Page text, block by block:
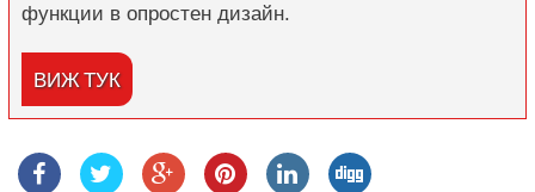
функции в опростен дизайн.
ВИЖ ТУК